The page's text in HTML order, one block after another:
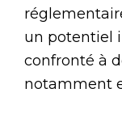
un potentiel
confronté à
notamment